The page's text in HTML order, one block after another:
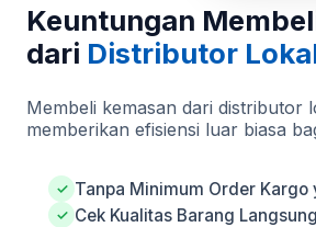
Keuntungan
dari Distributor
Membeli kemasan dari distributor
memberikan efisiensi luar biasa
✓ Tanpa Minimum Order Kargo
✓ Cek Kualitas Barang